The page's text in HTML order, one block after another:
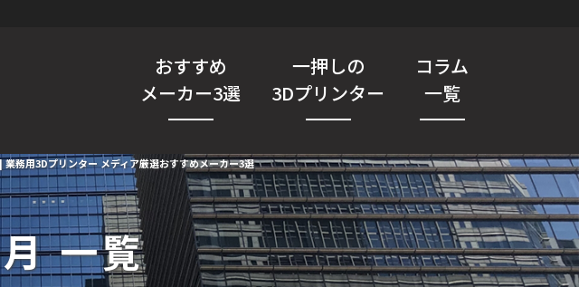
おすすめ
メーカー3選
一押しの
3Dプリンター
コラム
一覧
務用3Dプリンター メディア厳選おすすめメーカー3選
一覧